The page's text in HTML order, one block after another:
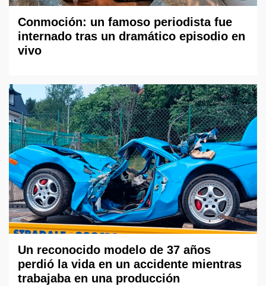
Conmoción: un famoso periodista fue
internado tras un dramático episodio en
vivo
Un reconocido modelo de 37 años
perdió la vida en un accidente mientras
trabajaba en una producción